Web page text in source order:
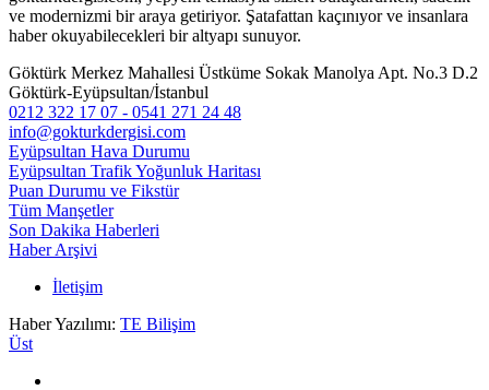
ve modernizmi bir araya getiriyor. Şatafattan kaçınıyor ve insanlara
haber okuyabilecekleri bir altyapı sunuyor.
Göktürk Merkez Mahallesi Üstküme Sokak Manolya Apt. No.3 D.2
Göktürk-Eyüpsultan/İstanbul
0212 322 17 07 - 0541 271 24 48
info@gokturkdergisi.com
Eyüpsultan Hava Durumu
Eyüpsultan Trafik Yoğunluk Haritası
Puan Durumu ve Fikstür
Tüm Manşetler
Son Dakika Haberleri
Haber Arşivi
İletişim
Haber Yazılımı: TE Bilişim
Üst